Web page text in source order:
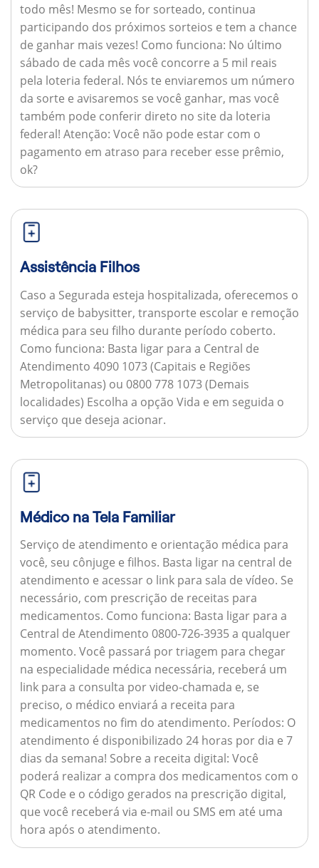
todo mês! Mesmo se for sorteado, continua
participando dos próximos sorteios e tem a chance
de ganhar mais vezes! Como funciona: No último
sábado de cada mês você concorre a 5 mil reais
pela loteria federal. Nós te enviaremos um número
da sorte e avisaremos se você ganhar, mas você
também pode conferir direto no site da loteria
federal! Atenção: Você não pode estar com o
pagamento em atraso para receber esse prêmio,
ok?
Assistência Filhos
Caso a Segurada esteja hospitalizada, oferecemos o
serviço de babysitter, transporte escolar e remoção
médica para seu filho durante período coberto.
Como funciona: Basta ligar para a Central de
Atendimento 4090 1073 (Capitais e Regiões
Metropolitanas) ou 0800 778 1073 (Demais
localidades) Escolha a opção Vida e em seguida o
serviço que deseja acionar.
Médico na Tela Familiar
Serviço de atendimento e orientação médica para
você, seu cônjuge e filhos. Basta ligar na central de
atendimento e acessar o link para sala de vídeo. Se
necessário, com prescrição de receitas para
medicamentos. Como funciona: Basta ligar para a
Central de Atendimento 0800-726-3935 a qualquer
momento. Você passará por triagem para chegar
na especialidade médica necessária, receberá um
link para a consulta por video-chamada e, se
preciso, o médico enviará a receita para
medicamentos no fim do atendimento. Períodos: O
atendimento é disponibilizado 24 horas por dia e 7
dias da semana! Sobre a receita digital: Você
poderá realizar a compra dos medicamentos com o
QR Code e o código gerados na prescrição digital,
que você receberá via e-mail ou SMS em até uma
hora após o atendimento.